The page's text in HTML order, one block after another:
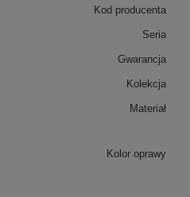
płynne ściemnianie światła
potrzeb. To wygodne
wystarczy jeden przycisk,
Design i dopasowanie do
pasują do wnętrz w
Kod producenta
Seria
Gwarancja
Kolekcja
Materiał
Kolor oprawy